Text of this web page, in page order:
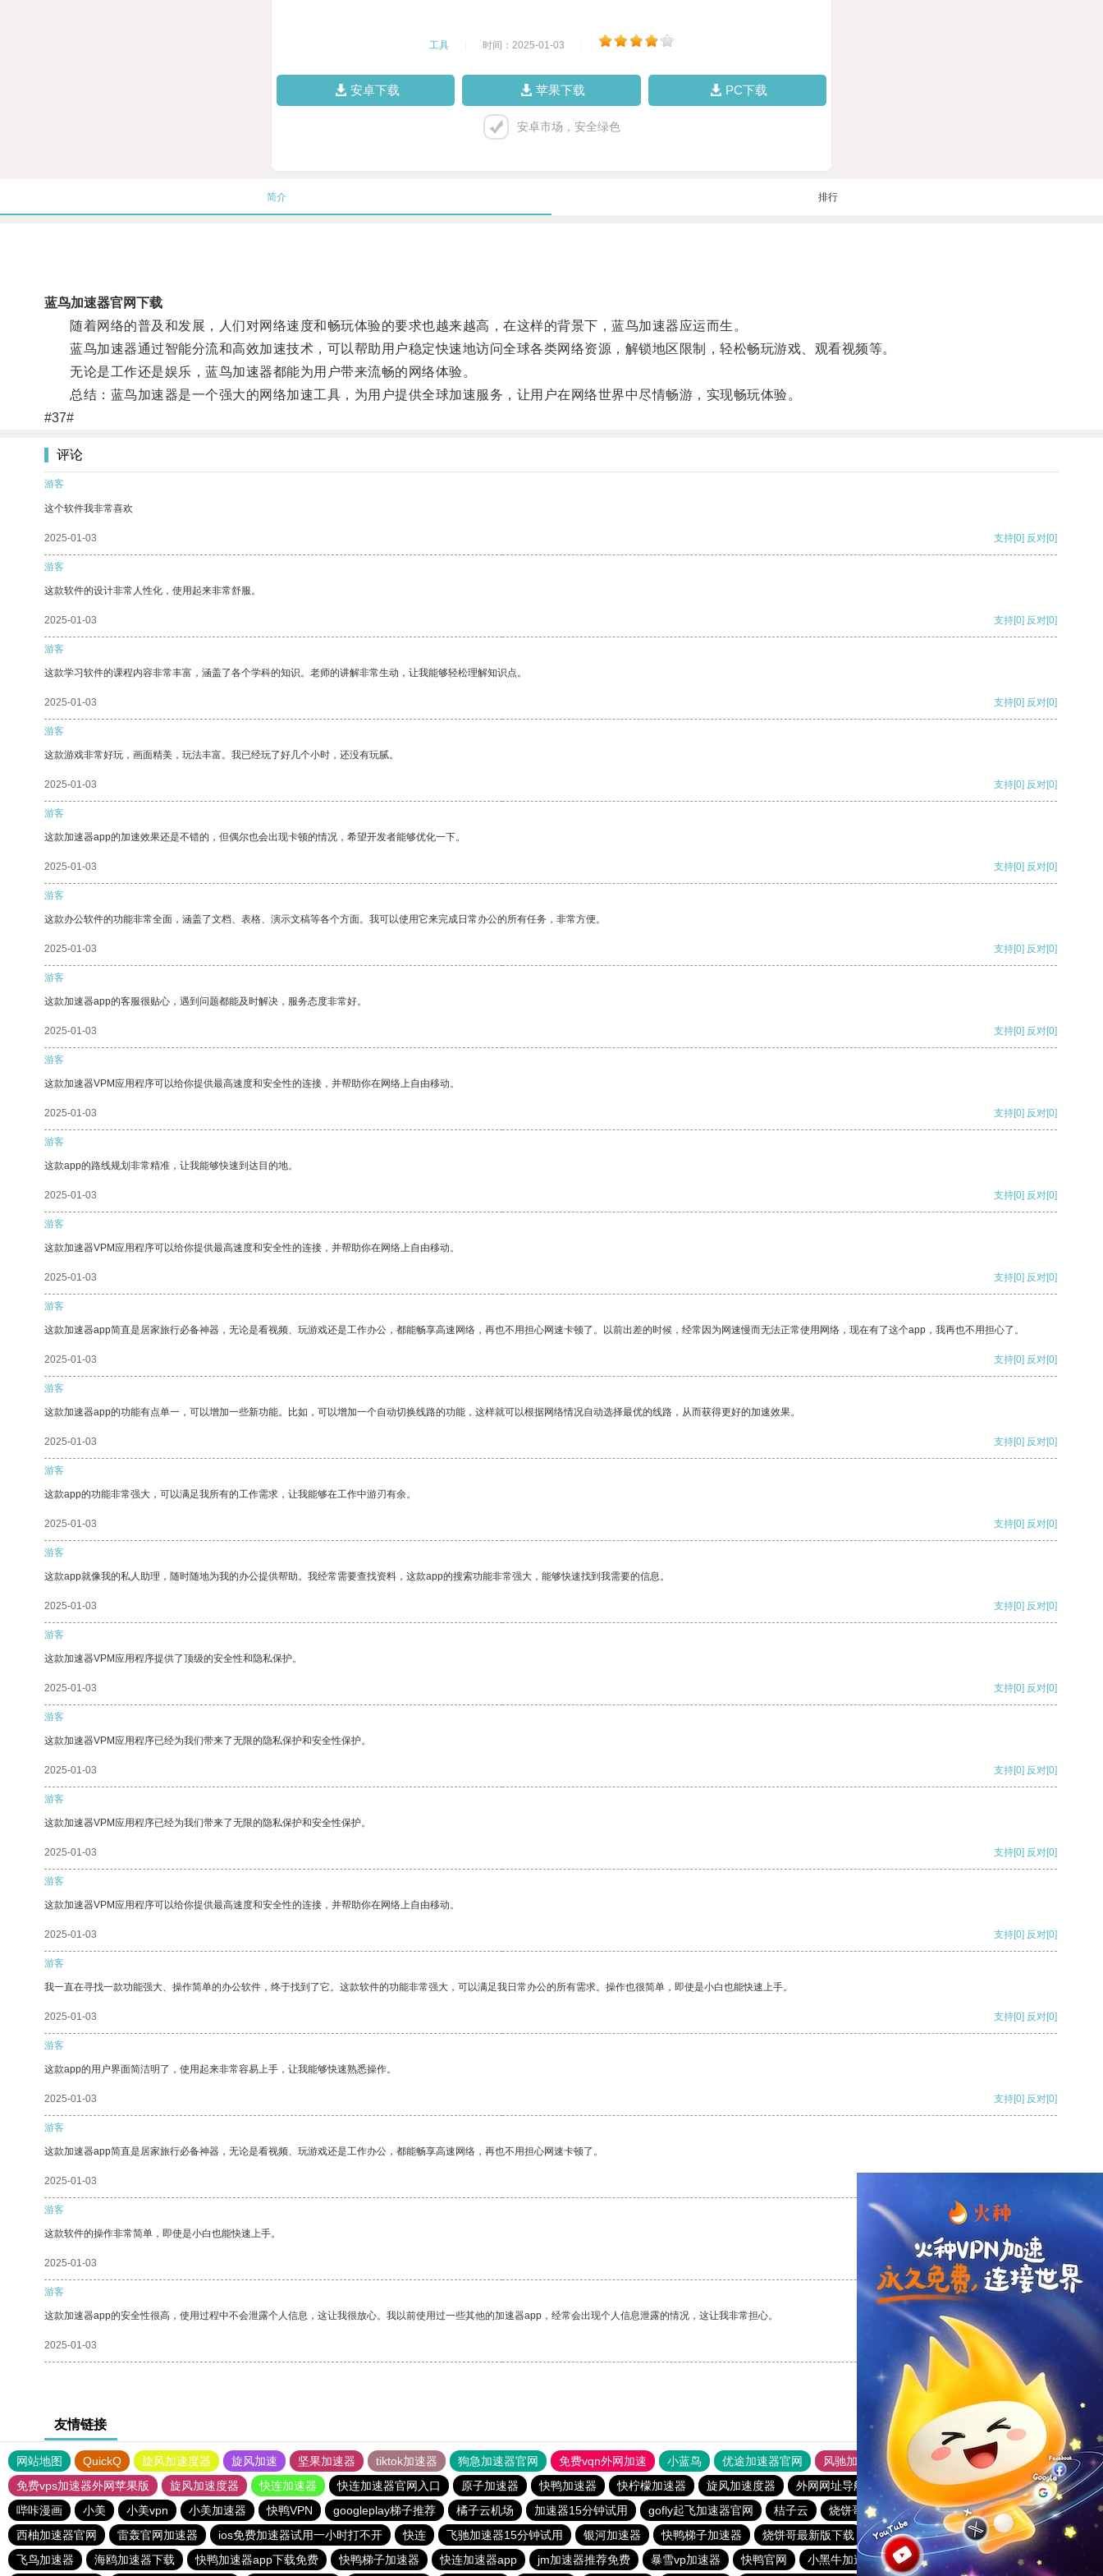
工具 时间：2025-01-03
安卓下载 苹果下载 PC下载
安卓市场，安全绿色
简介 排行
蓝鸟加速器官网下载
随着网络的普及和发展，人们对网络速度和畅玩体验的要求也越来越高，在这样的背景下，蓝鸟加速器应运而生。
蓝鸟加速器通过智能分流和高效加速技术，可以帮助用户稳定快速地访问全球各类网络资源，解锁地区限制，轻松畅玩游戏、观看视频等。
无论是工作还是娱乐，蓝鸟加速器都能为用户带来流畅的网络体验。
总结：蓝鸟加速器是一个强大的网络加速工具，为用户提供全球加速服务，让用户在网络世界中尽情畅游，实现畅玩体验。
#37#
评论
游客
这个软件我非常喜欢
2025-01-03 支持[0] 反对[0]
游客
这款软件的设计非常人性化，使用起来非常舒服。
2025-01-03 支持[0] 反对[0]
游客
这款学习软件的课程内容非常丰富，涵盖了各个学科的知识。老师的讲解非常生动，让我能够轻松理解知识点。
2025-01-03 支持[0] 反对[0]
游客
这款游戏非常好玩，画面精美，玩法丰富。我已经玩了好几个小时，还没有玩腻。
2025-01-03 支持[0] 反对[0]
游客
这款加速器app的加速效果还是不错的，但偶尔也会出现卡顿的情况，希望开发者能够优化一下。
2025-01-03 支持[0] 反对[0]
游客
这款办公软件的功能非常全面，涵盖了文档、表格、演示文稿等各个方面。我可以使用它来完成日常办公的所有任务，非常方便。
2025-01-03 支持[0] 反对[0]
游客
这款加速器app的客服很贴心，遇到问题都能及时解决，服务态度非常好。
2025-01-03 支持[0] 反对[0]
游客
这款加速器VPM应用程序可以给你提供最高速度和安全性的连接，并帮助你在网络上自由移动。
2025-01-03 支持[0] 反对[0]
游客
这款app的路线规划非常精准，让我能够快速到达目的地。
2025-01-03 支持[0] 反对[0]
游客
这款加速器VPM应用程序可以给你提供最高速度和安全性的连接，并帮助你在网络上自由移动。
2025-01-03 支持[0] 反对[0]
游客
这款加速器app简直是居家旅行必备神器，无论是看视频、玩游戏还是工作办公，都能畅享高速网络，再也不用担心网速卡顿了。以前出差的时候，经常因为网速慢而无法正常使用网络，现在有了这个app，我再也不用担心了。
2025-01-03 支持[0] 反对[0]
游客
这款加速器app的功能有点单一，可以增加一些新功能。比如，可以增加一个自动切换线路的功能，这样就可以根据网络情况自动选择最优的线路，从而获得更好的加速效果。
2025-01-03 支持[0] 反对[0]
游客
这款app的功能非常强大，可以满足我所有的工作需求，让我能够在工作中游刃有余。
2025-01-03 支持[0] 反对[0]
游客
这款app就像我的私人助理，随时随地为我的办公提供帮助。我经常需要查找资料，这款app的搜索功能非常强大，能够快速找到我需要的信息。
2025-01-03 支持[0] 反对[0]
游客
这款加速器VPM应用程序提供了顶级的安全性和隐私保护。
2025-01-03 支持[0] 反对[0]
游客
这款加速器VPM应用程序已经为我们带来了无限的隐私保护和安全性保护。
2025-01-03 支持[0] 反对[0]
游客
这款加速器VPM应用程序已经为我们带来了无限的隐私保护和安全性保护。
2025-01-03 支持[0] 反对[0]
游客
这款加速器VPM应用程序可以给你提供最高速度和安全性的连接，并帮助你在网络上自由移动。
2025-01-03 支持[0] 反对[0]
游客
我一直在寻找一款功能强大、操作简单的办公软件，终于找到了它。这款软件的功能非常强大，可以满足我日常办公的所有需求。操作也很简单，即使是小白也能快速上手。
2025-01-03 支持[0] 反对[0]
游客
这款app的用户界面简洁明了，使用起来非常容易上手，让我能够快速熟悉操作。
2025-01-03 支持[0] 反对[0]
游客
这款加速器app简直是居家旅行必备神器，无论是看视频、玩游戏还是工作办公，都能畅享高速网络，再也不用担心网速卡顿了。
2025-01-03
游客
这款软件的操作非常简单，即使是小白也能快速上手。
2025-01-03 支持 [0] 反对 [0]
游客
这款加速器app的安全性很高，使用过程中不会泄露个人信息，这让我很放心。我以前使用过一些其他的加速器app，经常会出现个人信息泄露的情况，这让我非常担心。
2025-01-03 支持
友情链接
网站地图 QuickQ 旋风加速度器 旋风加速 坚果加速器 tiktok加速器 狗急加速器官网 免费vqn外网加速 小蓝鸟 优途加速器官网 风驰加速器
旋风加速器
免费vps加速器外网苹果版
旋风加速度器 快连加速器 快连加速器官网入口 原子加速器 快鸭加速器 快柠檬加速器 旋风加速度器 外网网址导航 软件中心 雷霆加速
狂飙加速器
哔咔漫画
小美 小美vpn 小美加速器 快鸭VPN googleplay梯子推荐 橘子云机场 加速器15分钟试用 gofly起飞加速器官网 桔子云 烧饼哥加速器
哔咔漫画加速器
西柚加速器官网
雷轰官网加速器 ios免费加速器试用一小时打不开 快连 飞驰加速器15分钟试用 银河加速器 快鸭梯子加速器 烧饼哥最新版下载 爬墙专用加速器
快柠檬加速器
飞鸟加速器
海鸥加速器下载 快鸭加速器app下载免费 快鸭梯子加速器 快连加速器app jm加速器推荐免费 暴雪vp加速器 快鸭官网 小黑牛加速器 番石榴加速器 雷轰加速器